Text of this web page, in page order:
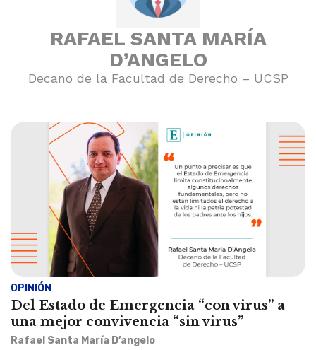
RAFAEL SANTA MARÍA
D’ANGELO
Decano de la Facultad de Derecho – UCSP
OPINIÓN
Del Estado de Emergencia “con virus” a
una mejor convivencia “sin virus”
Rafael Santa María D’angelo